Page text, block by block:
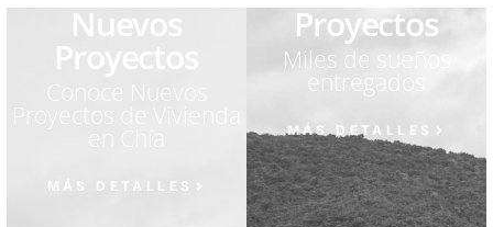
Nuevos
Proyectos
Conoce Nuevos
MÁS DETALLES
Proyectos
Miles de sueños
entregados
MÁS DETALLES